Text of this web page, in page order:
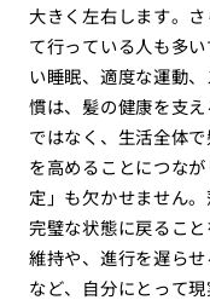
大きく左右します。
て行っている人も多
い睡眠、適度な運動
慣は、髪の健康を支
ではなく、生活全体
を高めることにつな
定」も欠かせません
完璧な状態に戻るこ
維持や、進行を遅ら
など、自分にとって